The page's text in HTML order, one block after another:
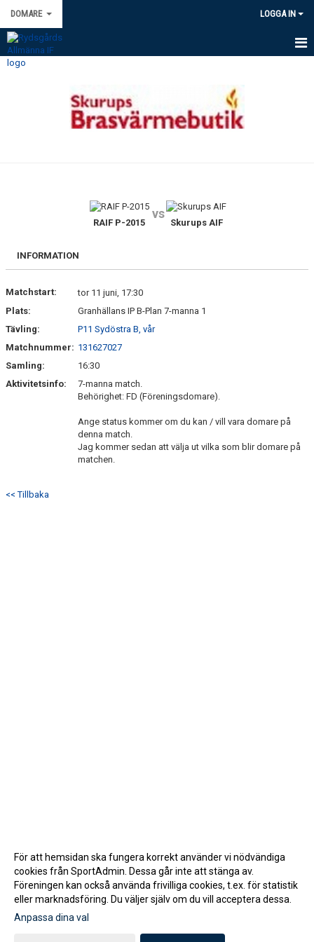
DOMARE LOGGA IN
HEM
RAIF P-2015
vs
Skurups AIF
INFORMATION
Matchstart:
tor 11 juni, 17:30
Plats:
Granhällans IP B-Plan 7-manna 1
Tävling:
P11 Sydöstra B, vår
Matchnummer: 131627027
Samling:
16:30
Aktivitetsinfo:
7-manna match.
Behörighet: FD (Föreningsdomare).
Ange status kommer om du kan / vill vara domare på
denna match.
Jag kommer sedan att välja ut vilka som blir domare på
matchen.
<< Tillbaka
Gå till Webbversion
För att hemsidan ska fungera korrekt använder vi nödvändiga
cookies från SportAdmin. Dessa går inte att stänga av.
Föreningen kan också använda frivilliga cookies, t.ex. för statistik
eller marknadsföring. Du väljer själv om du vill acceptera dessa.
Anpassa dina val